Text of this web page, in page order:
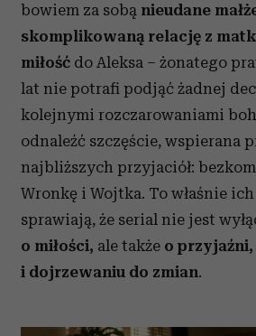
bowiem za sobą nieudane
skomplikowaną relację z
miłość do Aleksa – żonatego
lat nie potrafi podjąć żadnej
kolejnymi rozczarowaniami
odnaleźć szczęście, wspierana
najbliższych przyjaciół:
Wronkę i Wojtka. To właśnie
sprawiają, że serial nie jest
o miłości, ale także o
i dojrzewaniu do zmian.